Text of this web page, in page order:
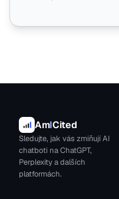
AmICited
Sledujte, jak vás zmiňují AI
chatboti na ChatGPT,
Perplexity a dalších
platformách.